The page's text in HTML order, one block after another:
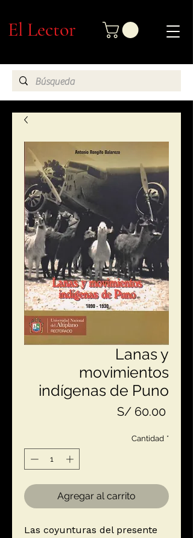
El Lector
Lanas y
movimientos
indígenas de Puno
S/ 60.00Precio
Cantidad *
Agregar al carrito
Las coyunturas del presente